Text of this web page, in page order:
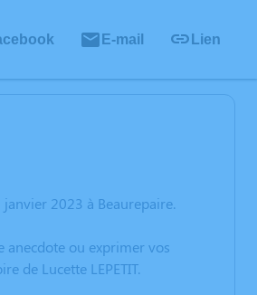
E-mail Lien
2023 à Beaurepaire.
anecdote ou exprimer vos
de Lucette LEPETIT.